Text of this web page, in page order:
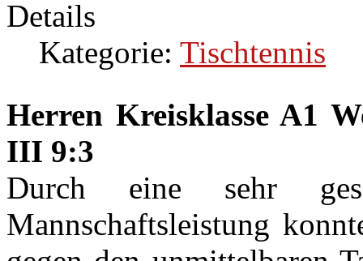
Details
Kategorie: Tischtennis
Herren Kreisklasse A1
III 9:3
Durch eine sehr
Mannschaftsleistung